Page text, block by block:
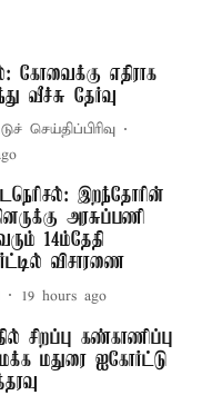
கோவைக்கு எதிராக
வீச்சு தேர்வு
செய்திப்பிரிவு
இறந்தோரின்
அரசுப்பணி
14ம்தேதி
விசாரணை
19 hours ago
சிறப்பு கண்காணிப்பு
மதுரை ஐகோர்ட்டு